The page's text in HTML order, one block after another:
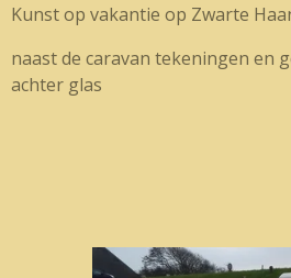
Kunst op vakantie op Zwarte
naast de caravan tekeningen en
achter glas